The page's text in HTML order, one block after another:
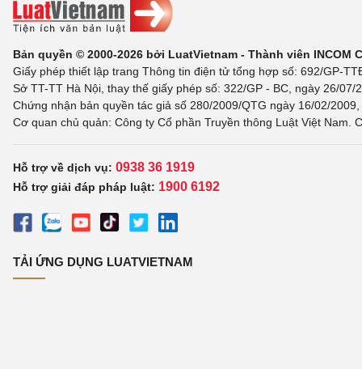
Bản quyền © 2000-2026 bởi LuatVietnam - Thành viên INCOM
Giấy phép thiết lập trang Thông tin điện tử tổng hợp số: 692/GP-
Sở TT-TT Hà Nội, thay thế giấy phép số: 322/GP - BC, ngày 26/
Chứng nhận bản quyền tác giả số 280/2009/QTG ngày 16/02/
Cơ quan chủ quản: Công ty Cổ phần Truyền thông Luật Việt Nam.
Hỗ trợ về dịch vụ: 0938 36 1919
Hỗ trợ giải đáp pháp luật: 1900 6192
TẢI ỨNG DỤNG LUATVIETNAM